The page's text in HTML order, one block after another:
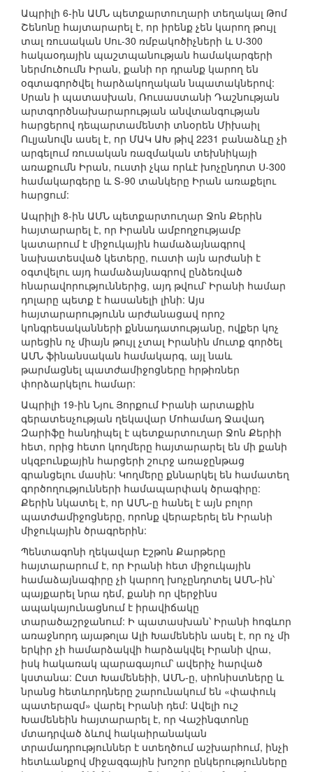
Ապրիլի 6-ին ԱՄՆ պետքարտուղարի տեղակալ Թոմ
Շենոնը հայտարարել է, որ իրենք չեն կարող թույլ
տալ ռուսական Սու-30 ռմբակոծիչների և Ս-300
հակաօդային պաշտպանության համակարգերի
ներմուծումն Իրան, քանի որ դրանք կարող են
օգտագործվել հարձակողական նպատակներով:
Սրան ի պատասխան, Ռուսաստանի Դաշնության
արտգործնախարարության անվտանգության
հարցերով դեպարտամենտի տնօրեն Միխաիլ
Ուլյանովն ասել է, որ ՄԱԿ ԱԽ թիվ 2231 բանաձևը չի
արգելում ռուսական ռազմական տեխնիկայի
առաքումն Իրան, ուստի չկա որևէ խոչընդոտ Ս-300
համակարգերը և Տ-90 տանկերը Իրան առաքելու
հարցում:
Ապրիլի 8-ին ԱՄՆ պետքարտուղար Ջոն Քերին
հայտարարել է, որ Իրանն ամբողջությամբ
կատարում է միջուկային համաձայնագրով
նախատեսված կետերը, ուստի այն արժանի է
օգտվելու այդ համաձայնագրով ընձեռված
հնարավորություններից, այդ թվում՝ Իրանի համար
դոլարը պետք է հասանելի լինի: Այս
հայտարարությունն արժանացավ որոշ
կոնգրեսականների քննադատությանը, ովքեր կոչ
արեցին ոչ միայն թույլ չտալ Իրանին մուտք գործել
ԱՄՆ ֆինանսական համակարգ, այլ նաև
թարմացնել պատժամիջոցները հրթիռներ
փորձարկելու համար:
Ապրիլի 19-ին Նյու Յորքում Իրանի արտաքին
գերատեսչության ղեկավար Մոհամադ Ջավադ
Զարիֆը հանդիպել է պետքարտուղար Ջոն Քերիի
հետ, որից հետո կողմերը հայտարարել են մի քանի
սկզբունքային հարցերի շուրջ առաջընթաց
գրանցելու մասին: Կողմերը քննարկել են համատեղ
գործողությունների համապարփակ ծրագիրը:
Քերին նկատել է, որ ԱՄՆ-ը հանել է այն բոլոր
պատժամիջոցները, որոնք վերաբերել են Իրանի
միջուկային ծրագրերին:
Պենտագոնի ղեկավար Էշթոն Քարթերը
հայտարարում է, որ Իրանի հետ միջուկային
համաձայնագիրը չի կարող խոչընդոտել ԱՄՆ-ին՝
պայքարել նրա դեմ, քանի որ վերջինս
ապակայունացնում է իրավիճակը
տարածաշրջանում: Ի պատասխան՝ Իրանի հոգևոր
առաջնորդ այաթոլա Ալի Խամենեին ասել է, որ ոչ մի
երկիր չի համարձակվի հարձակվել Իրանի վրա,
իսկ հակառակ պարագայում՝ ավերիչ հարված
կստանա: Ըստ Խամենեիի, ԱՄՆ-ը, սիոնիստները և
նրանց հետևորդները շարունակում են «փափուկ
պատերազմ» վարել Իրանի դեմ: Ավելի ուշ
Խամենեին հայտարարել է, որ Վաշինգտոնը
մտադրված ձևով հակաիրանական
տրամադրություններ է ստեղծում աշխարհում, ինչի
հետևանքով միջազգային խոշոր ընկերությունները